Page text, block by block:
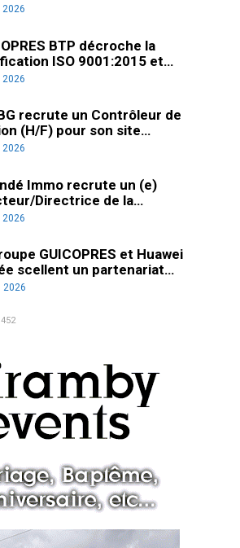
2026
BTP décroche la
ISO 9001:2015 et…
2026
recrute un Contrôleur de
(H/F) pour son site…
2026
Immo recrute un (e)
Directrice de la…
2026
GUICOPRES et Huawei
scellent un partenariat…
2026